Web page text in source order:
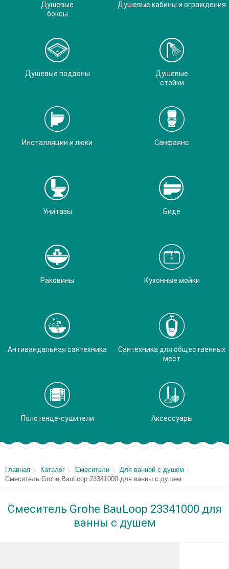
Душевые
боксы
Душевые кабины и ограждения
Душевые поддоны
Душевые
стойки
Инсталляции и люки Санфаянс
Унитазы Биде
Раковины Кухонные мойки
Антивандальная сантехника
Сантехника для общественных
мест
Полотенце-сушители Аксессуары
Главная Каталог Смесители
Для ванной с душем
Смеситель Grohe BauLoop 23341000 для ванны с душем
Смеситель Grohe BauLoop 23341000 для
ванны с душем